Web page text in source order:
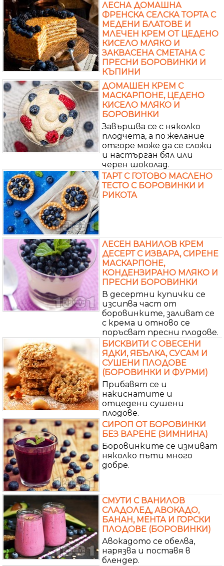
ЛЕСНА ДОМАШНА
ФРЕНСКА СЕЛСКА ТОРТА С
МЕДЕНИ БЛАТОВЕ И
МЛЕЧЕН КРЕМ ОТ ЦЕДЕНО
КИСЕЛО МЛЯКО И
ЗАКВАСЕНА СМЕТАНА С
ПРЕСНИ БОРОВИНКИ И
КЪПИНИ
ДОМАШЕН КРЕМ С
МАСКАРПОНЕ, ЦЕДЕНО
КИСЕЛО МЛЯКО И
БОРОВИНКИ
Завършва се с няколко
плодчета, а по желание
отгоре може да се сложи
и настърган бял или
черен шоколад.
ТАРТ С ГОТОВО МАСЛЕНО
ТЕСТО С БОРОВИНКИ И
РИКОТА
ЛЕСЕН ВАНИЛОВ КРЕМ
ДЕСЕРТ С ИЗВАРА, СИРЕНЕ
МАСКАРПОНЕ,
КОНДЕНЗИРАНО МЛЯКО И
ПРЕСНИ БОРОВИНКИ
В десертни купички се
изсипва част от
боровинките, заливат се
с крема и отново се
поръсват пресни плодове.
БИСКВИТИ С ОВЕСЕНИ
ЯДКИ, ЯБЪЛКА, СУСАМ И
СУШЕНИ ПЛОДОВЕ
(БОРОВИНКИ И ФУРМИ)
Прибавят се и
накиснатите и
отцедени сушени
плодове.
СИРОП ОТ БОРОВИНКИ
БЕЗ ВАРЕНЕ (ЗИМНИНА)
Боровинките се измиват
няколко пъти много
добре.
СМУТИ С ВАНИЛОВ
СЛАДОЛЕД, АВОКАДО,
БАНАН, МЕНТА И ГОРСКИ
ПЛОДОВЕ (БОРОВИНКИ)
Авокадото се обелва,
нарязва и поставя в
блендер.